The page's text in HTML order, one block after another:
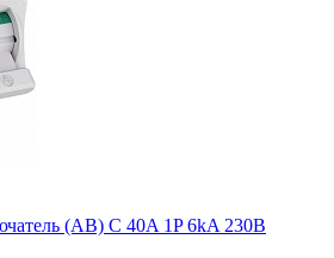
(АВ) C 40A 1P 6kA 230В